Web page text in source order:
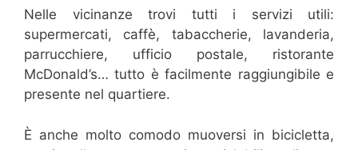
Nelle vicinanze trovi tutti i servizi utili:
supermercati, caffè, tabaccherie, lavanderia,
parrucchiere, ufficio postale, ristorante
McDonald’s… tutto è facilmente raggiungibile e
presente nel quartiere.
È anche molto comodo muoversi in bicicletta,